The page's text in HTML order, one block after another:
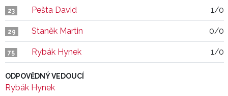
23 Pešta David 1/0
29 Staněk Martin 0/0
75 Rybák Hynek 1/0
ODPOVĚDNÝ VEDOUCÍ
Rybák Hynek